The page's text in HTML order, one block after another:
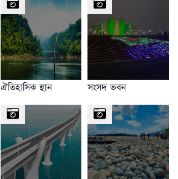
ঐতিহাসিক স্থান সংসদ ভবন